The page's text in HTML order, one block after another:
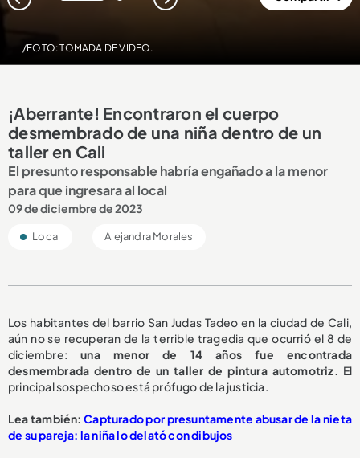
/FOTO: TOMADA DE VIDEO.
¡Aberrante! Encontraron el cuerpo
desmembrado de una niña dentro de un
taller en Cali
El presunto responsable habría engañado a la menor
para que ingresara al local
09 de diciembre de 2023
Local Alejandra Morales
Los habitantes del barrio San Judas Tadeo en la ciudad de Cali,
aún no se recuperan de la terrible tragedia que ocurrió el 8 de
diciembre:una menor de 14 años fue encontrada
desmembrada dentro de un taller de pintura automotriz. El
principal sospechoso está prófugo de la justicia.
Lea también:Capturado por presuntamente abusar de la nieta
de su pareja: la niña lo delató con dibujos